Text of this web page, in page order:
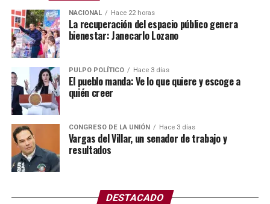
COLAPSO POR LA FALTA DE MANTENIMIENTO
Para muchos especialistas, el colapso de la bomba se
debió a la falta de mantenimiento preventivo.
Para este tipo de labores se cuenta con el Programa de
Obras Anual, mejor conocido como el POA.
El POA (Plan Operativo Anual) y el presupuesto son
herramientas de gestión que se vinculan para planificar
las metas de una organización y asignar los recursos
12 meses.
NACIONAL Hace 22 horas
La recuperación del espacio público genera
bienestar: Janecarlo Lozano
PULPO POLÍTICO Hace 3 días
El pueblo manda: Ve lo que quiere y escoge a
quién creer
CONGRESO DE LA UNIÓN Hace 3 días
Vargas del Villar, un senador de trabajo y
resultados
DESTACADO